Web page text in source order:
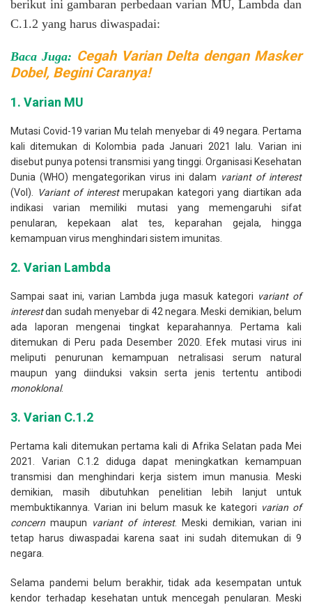
berikut ini gambaran perbedaan varian MU, Lambda dan
C.1.2 yang harus diwaspadai:
Baca Juga: Cegah Varian Delta dengan Masker
Dobel, Begini Caranya!
1. Varian MU
Mutasi Covid-19 varian Mu telah menyebar di 49 negara. Pertama
kali ditemukan di Kolombia pada Januari 2021 lalu. Varian ini
disebut punya potensi transmisi yang tinggi. Organisasi Kesehatan
Dunia (WHO) mengategorikan virus ini dalam variant of interest
(VoI). Variant of interestmerupakan kategori yang diartikan ada
indikasi varian memiliki mutasi yang memengaruhi sifat
penularan, kepekaan alat tes, keparahan gejala, hingga
kemampuan virus menghindari sistem imunitas.
2. Varian Lambda
Sampai saat ini, varian Lambda juga masuk kategori variant of
interestdan sudah menyebar di 42 negara. Meski demikian, belum
ada laporan mengenai tingkat keparahannya. Pertama kali
ditemukan di Peru pada Desember 2020. Efek mutasi virus ini
meliputi penurunan kemampuan netralisasi serum natural
maupun yang diinduksi vaksin serta jenis tertentu antibodi
monoklonal.
3. Varian C.1.2
Pertama kali ditemukan pertama kali di Afrika Selatan pada Mei
2021. Varian C.1.2 diduga dapat meningkatkan kemampuan
transmisi dan menghindari kerja sistem imun manusia. Meski
demikian, masih dibutuhkan penelitian lebih lanjut untuk
membuktikannya. Varian ini belum masuk ke kategori varian of
concern maupun variant of interest. Meski demikian, varian ini
tetap harus diwaspadai karena saat ini sudah ditemukan di 9
negara.
Selama pandemi belum berakhir, tidak ada kesempatan untuk
kendor terhadap kesehatan untuk mencegah penularan. Meski